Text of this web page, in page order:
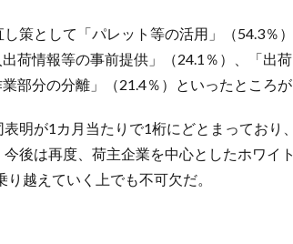
策として「パレット等の活用」（54.3％
荷情報等の事前提供」（24.1％）、「出
部分の分離」（21.4％）といったところが
明が1カ月当たりで1桁にどとまっており
後は再度、荷主企業を中心としたホワイ
越えていく上でも不可欠だ。